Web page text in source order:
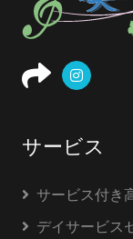
サービス
サービス付
デイサービス